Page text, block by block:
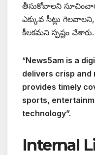
తీసుకోవాలని
ఎక్కువ సీట్లు
కీలకమని స్పష్టం చేశారు.
“News5am is a
delivers crisp and
provides timely
sports,
technology”.
Internal